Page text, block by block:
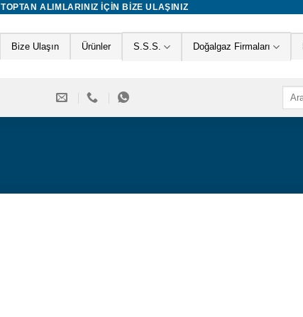
TOPTAN ALIMLARINIZ IÇIN BIZE ULAŞINIZ
Bize Ulaşın Ürünler S.S.S. Doğalgaz Firmaları
Ara: